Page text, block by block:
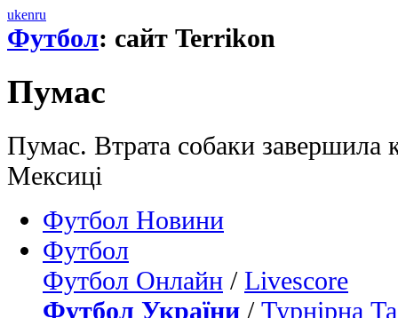
ukenru
Футбол: сайт Terrikon
Пумас
Пумас. Втрата собаки завершила
Мексиці
Футбол Новини
Футбол
Футбол Онлайн / Livescore
Футбол України / Турнірна